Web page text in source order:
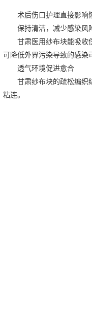
术后伤口护理直接影响
保持清洁，减少感染风
甘肃医用纱布块能吸收
可降低外界污染导致的感染
透气环境促进愈合
甘肃纱布块的疏松编织
粘连。